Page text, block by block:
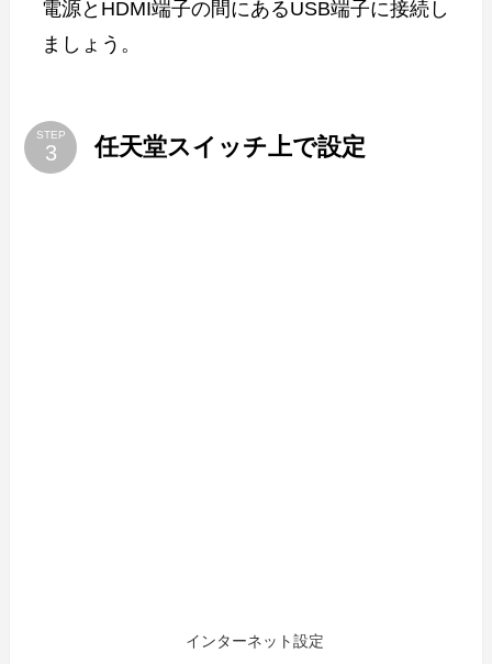
電源とHDMI端子の間にあるUSB端子に接続し
ましょう。
STEP 任天堂スイッチ上で設定
インターネット設定